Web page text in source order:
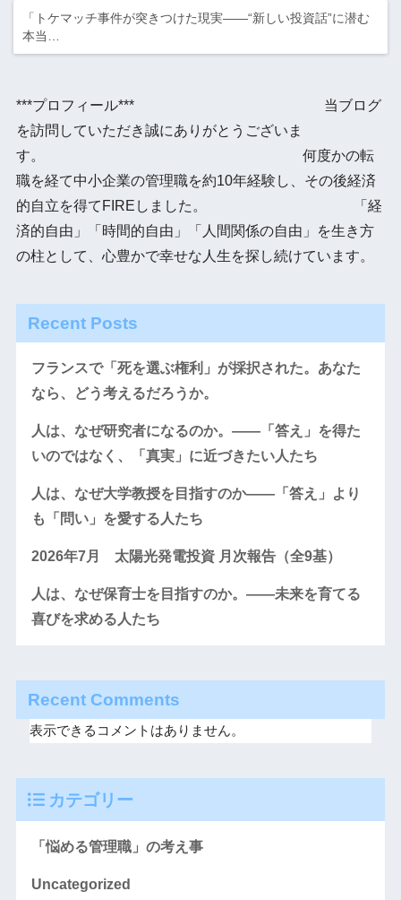
「トケマッチ事件が突きつけた現実――“新しい投資話”に潜む
本当…
***プロフィール*** 当ブログ
を訪問していただき誠にありがとうございま
す。 何度かの転
職を経て中小企業の管理職を約10年経験し、その後経済
的自立を得てFIREしました。 「経
済的自由」「時間的自由」「人間関係の自由」を生き方
の柱として、心豊かで幸せな人生を探し続けています。
Recent Posts
フランスで「死を選ぶ権利」が採択された。あなた
なら、どう考えるだろうか。
人は、なぜ研究者になるのか。――「答え」を得た
いのではなく、「真実」に近づきたい人たち
人は、なぜ大学教授を目指すのか――「答え」より
も「問い」を愛する人たち
2026年7月 太陽光発電投資 月次報告（全9基）
人は、なぜ保育士を目指すのか。――未来を育てる
喜びを求める人たち
Recent Comments
表示できるコメントはありません。
カテゴリー
「悩める管理職」の考え事
Uncategorized